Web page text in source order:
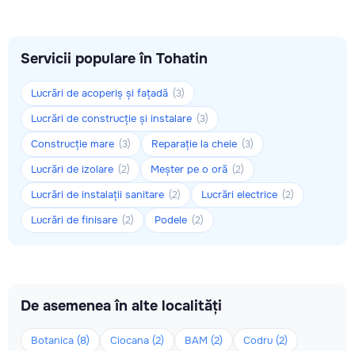
Servicii populare în Tohatin
Lucrări de acoperiș și fațadă (3)
Lucrări de construcție și instalare (3)
Construcție mare (3) Reparație la cheie (3)
Lucrări de izolare (2) Meșter pe o oră (2)
Lucrări de instalații sanitare (2) Lucrări electrice (2)
Lucrări de finisare (2) Podele (2)
De asemenea în alte localități
Botanica (8) Ciocana (2) BAM (2)
Codru (2)